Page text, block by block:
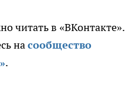
читать в «ВКонтакте».
насообщество
.